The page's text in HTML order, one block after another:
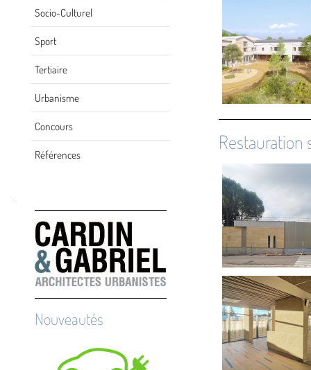
Socio-Culturel
Sport
Tertiaire
Urbanisme
Concours
Références
Nouveautés
Restauration